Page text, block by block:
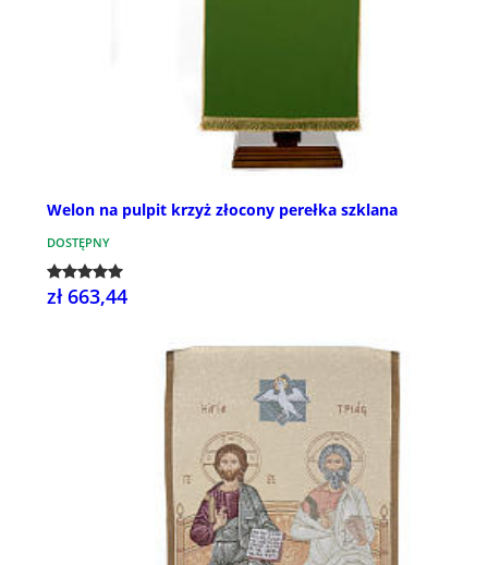
Welon na pulpit krzyż złocony perełka szklana
DOSTĘPNY
zł 663,44